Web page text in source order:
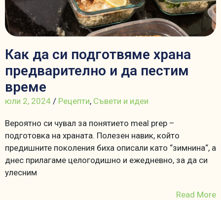
Как да си подготвяме храна
предварително и да пестим
време
юли 2, 2024 / Рецепти, Съвети и идеи
Вероятно си чувал за понятието meal prep –
подготовка на храната. Полезен навик, който
предишните поколения биха описали като “зимнина“, а
днес прилагаме целогодишно и ежедневно, за да си
улесним
Read More